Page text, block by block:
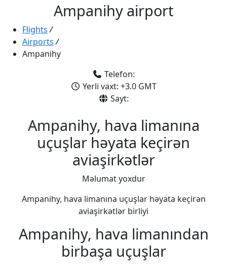
Ampanihy airport
Flights /
Airports /
Ampanihy
Telefon:
Yerli vaxt: +3.0 GMT
Sayt:
Ampanihy, hava limanına
uçuşlar həyata keçirən
aviaşirkətlər
Məlumat yoxdur
Ampanihy, hava limanına uçuşlar həyata keçirən
aviaşirkətlər birliyi
Ampanihy, hava limanından
birbaşa uçuşlar